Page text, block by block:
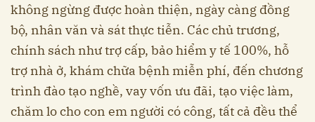
không ngừng được hoàn thiện, ngày càng đồng
bộ, nhân văn và sát thực tiễn. Các chủ trương,
chính sách như trợ cấp, bảo hiểm y tế 100%, hỗ
trợ nhà ở, khám chữa bệnh miễn phí, đến chương
trình đào tạo nghề, vay vốn ưu đãi, tạo việc làm,
chăm lo cho con em người có công, tất cả đều thể